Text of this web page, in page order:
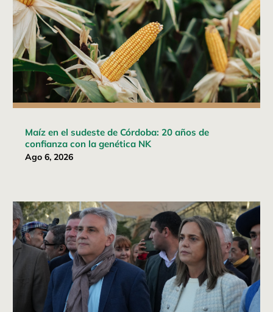
Maíz en el sudeste de Córdoba: 20 años de
confianza con la genética NK
Ago 6, 2026